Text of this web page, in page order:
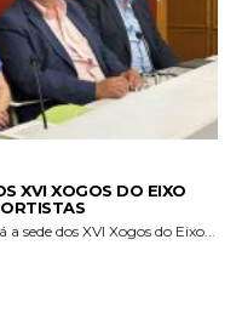
XVI XOGOS DO EIXO
sede dos XVI Xogos do Eixo...